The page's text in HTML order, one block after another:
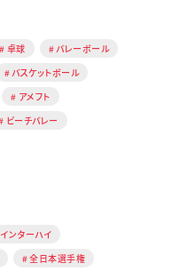
卓球
バレーボール
バスケットボール
アメフト
ビーチバレー
インターハイ
全日本選手権